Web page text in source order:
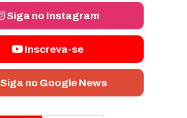
Siga no Instagram
Inscreva-se
Siga no Google News